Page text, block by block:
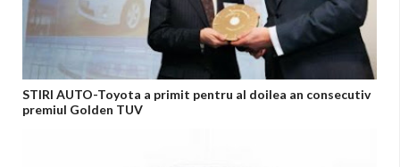
STIRI AUTO-Toyota a primit pentru al doilea an consecutiv
premiul Golden TUV